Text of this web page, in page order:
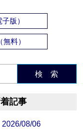
版）
料）
検 索
記事
08/06